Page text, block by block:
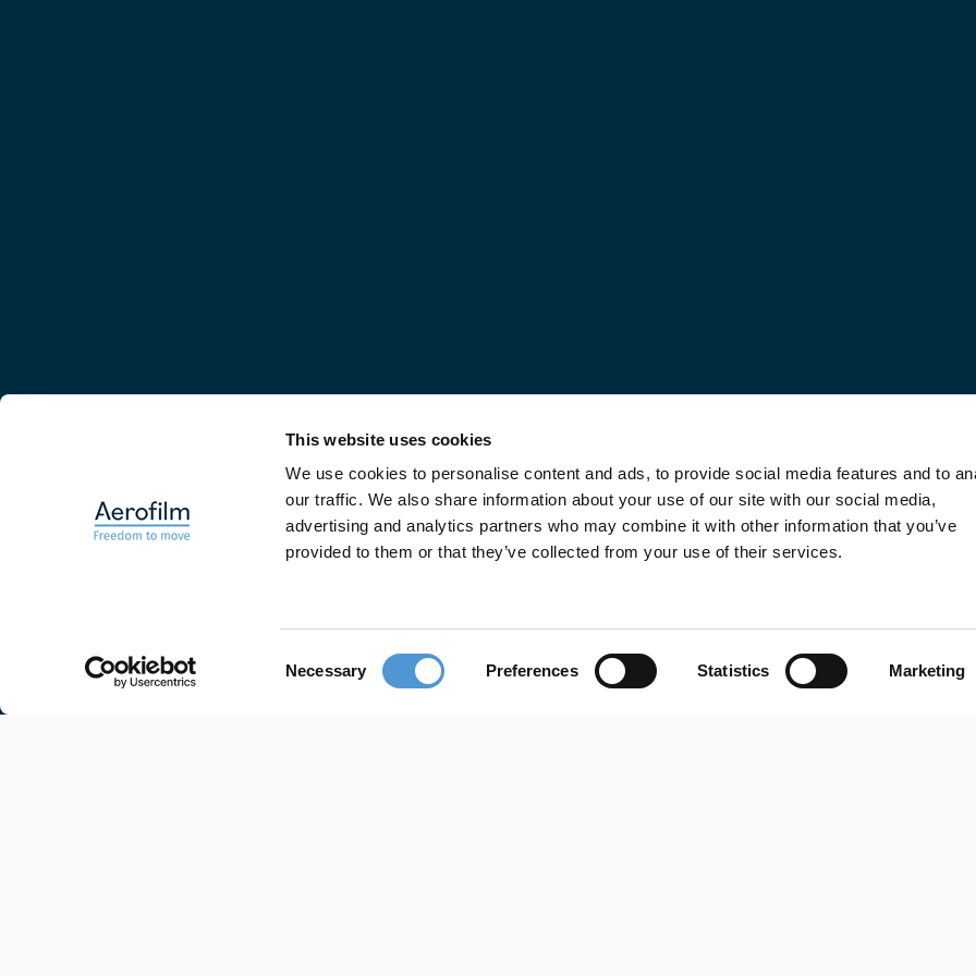
This website uses cookies
We use cookies to personalise content and ads, to provide social media features and to
our traffic. We also share information about your use of our site with our social media,
advertising and analytics partners who may combine it with other information that you’ve
provided to them or that they’ve collected from your use of their services.
Necessary Preferences Statistics Marketing
Ontdek onze oplossingen
Producten